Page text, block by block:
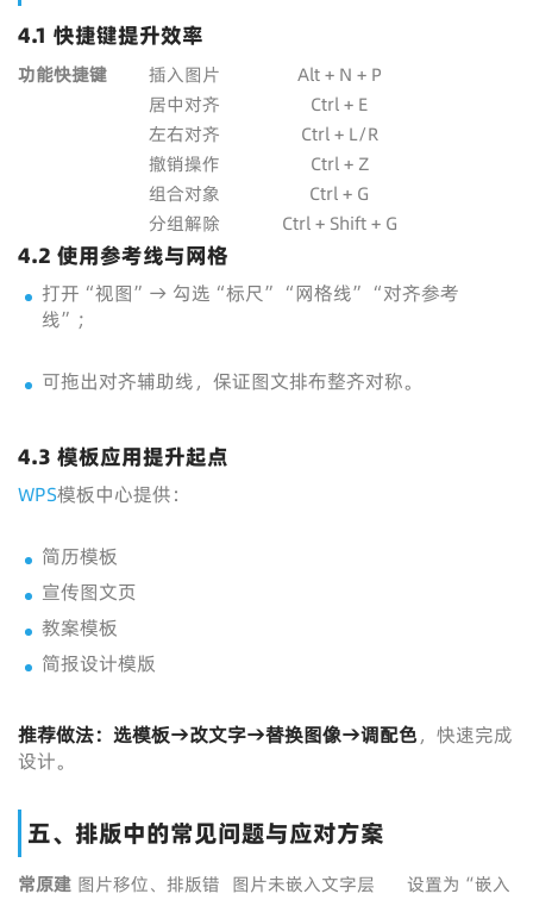
4.1 快捷键提升效率
功能快捷键 插入图片
Alt + N + P
居中对齐
Ctrl + E
左右对齐
Ctrl + L/R
撤销操作
Ctrl + Z
组合对象
Ctrl + G
分组解除
Ctrl + Shift + G
4.2 使用参考线与网格
打开“视图”→ 勾选“标尺”“网格线”“对齐参考
线”；
可拖出对齐辅助线，保证图文排布整齐对称。
4.3 模板应用提升起点
WPS模板中心提供：
简历模板
宣传图文页
教案模板
简报设计模版
推荐做法：选模板→改文字→替换图像→调配色，快速完成
设计。
五、排版中的常见问题与应对方案
常原建 图片移位、排版错 图片未嵌入文字层
设置为“嵌入